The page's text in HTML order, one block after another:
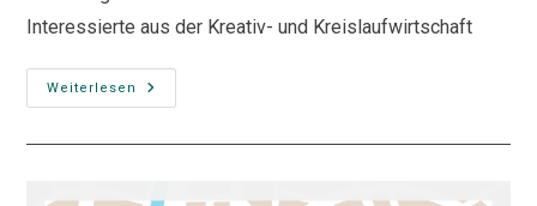
Interessierte aus der Kreativ- und Kreislaufwirtschaft
Weiterlesen
Auf
Leerstand-
Durch